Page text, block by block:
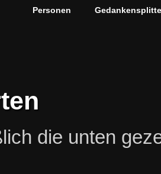
Personen
die unten